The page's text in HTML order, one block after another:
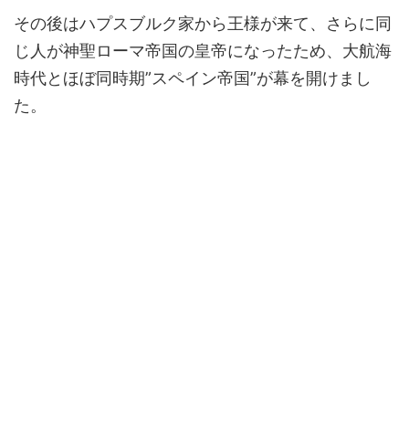
その後はハプスブルク家から王様が来て、さらに同
じ人が神聖ローマ帝国の皇帝になったため、大航海
時代とほぼ同時期”スペイン帝国”が幕を開けまし
た。